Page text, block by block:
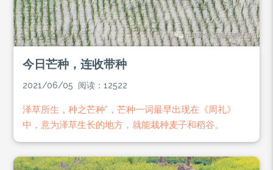
今日芒种，连收带种
2021/06/05 阅读：12522
泽草所生，种之芒种”，芒种一词最早出现在《周礼》
中，意为泽草生长的地方，就能栽种麦子和稻谷。